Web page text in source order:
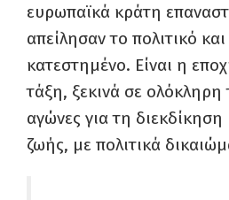
ευρωπαϊκά κράτη
απείλησαν το πολιτικό
κατεστημένο. Είναι η
τάξη, ξεκινά σε
αγώνες για τη
ζωής, με πολιτικά